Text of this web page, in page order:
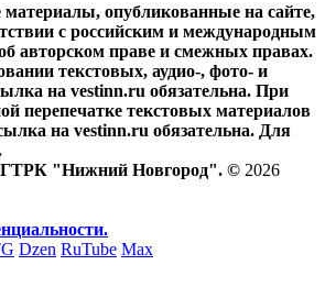
опубликованные на сайте,
с российским и международным
авторском праве и смежных правах.
текстовых, аудио-, фото- и
на vestinn.ru обязательна. При
перепечатке текстовых материалов
на vestinn.ru обязательна. Для
"Нижний Новгород". © 2026
Dzen RuTube Max